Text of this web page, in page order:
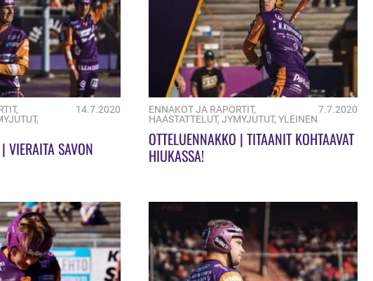
,
,
14.7.2020
VIERAITA SAVON
ENNAKOT JA RAPORTIT,
HAASTATTELUT, JYMYJUTUT, YLEINEN
7.7.2020
OTTELUENNAKKO | TITAANIT KOHTAAVAT
HIUKASSA!